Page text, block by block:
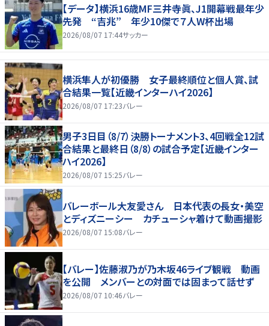
【データ】横浜16歳MF三井寺眞、J1開幕戦最年少
先発 “吉兆” 年少10傑で７人W杯出場
2026/08/07 17:44サッカー
横浜隼人が初優勝 女子最終順位と個人賞、試
合結果一覧【近畿インターハイ2026】
2026/08/07 17:23バレー
男子3日目（8/7）決勝トーナメント3、4回戦全12試
合結果と最終日（8/8）の試合予定【近畿インター
ハイ2026】
2026/08/07 15:25バレー
バレーボール大友愛さん 日本代表の長女・美空
とディズニーシー カチューシャ着けて動画撮影
2026/08/07 15:08バレー
【バレー】佐藤淑乃が乃木坂46ライブ観戦 動画
を公開 メンバーとの対面では固まって話せず
2026/08/07 10:46バレー